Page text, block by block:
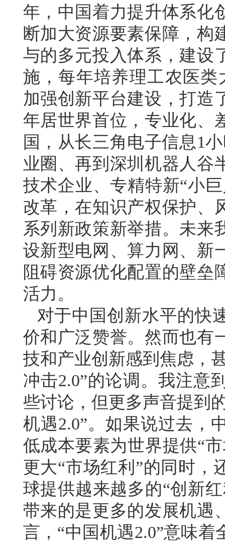
年，中国着力提升体系化
断加大资源要素保障，构
与的多元投入体系，建设
施，每年培养理工农医类
加强创新平台建设，打造
年居世界首位，专业化、
国，从长三角电子信息1
业圈、再到深圳机器人谷
技术企业、专精特新“小
改革，在知识产权保护、
系列新政策新举措。未来
设新型电网、算力网、新
阻碍资源优化配置的壁垒
活力。
对于中国创新水平的快
价和广泛赞誉。然而也有
技和产业创新感到焦虑，
冲击2.0”的论调。我注意
些讨论，但更多声音提到
机遇2.0”。如果说过去，
低成本要素为世界提供“
更大“市场红利”的同时，
球提供越来越多的“创新
带来的是更多的发展机遇
言，“中国机遇2.0”意味